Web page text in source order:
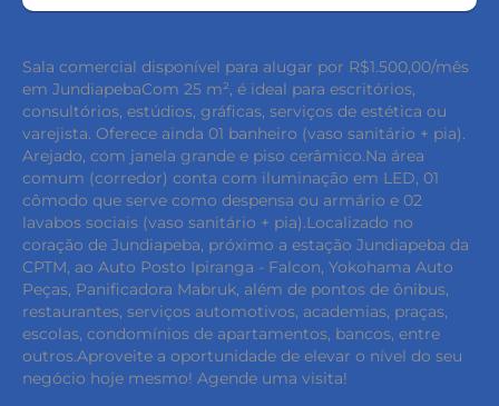
Sala comercial disponível para alugar por R$1.500,00/mês
em JundiapebaCom 25 m², é ideal para escritórios,
consultórios, estúdios, gráficas, serviços de estética ou
varejista. Oferece ainda 01 banheiro (vaso sanitário + pia).
Arejado, com janela grande e piso cerâmico.Na área
comum (corredor) conta com iluminação em LED, 01
cômodo que serve como despensa ou armário e 02
lavabos sociais (vaso sanitário + pia).Localizado no
coração de Jundiapeba, próximo a estação Jundiapeba da
CPTM, ao Auto Posto Ipiranga - Falcon, Yokohama Auto
Peças, Panificadora Mabruk, além de pontos de ônibus,
restaurantes, serviços automotivos, academias, praças,
escolas, condomínios de apartamentos, bancos, entre
outros.Aproveite a oportunidade de elevar o nível do seu
negócio hoje mesmo! Agende uma visita!